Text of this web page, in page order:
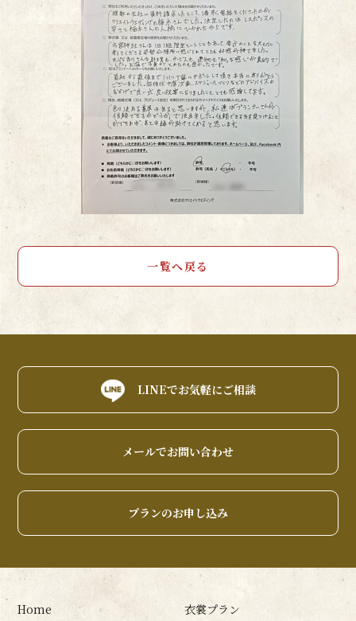
一覧へ戻る
LINEでお気軽にご相談
メールでお問い合わせ
プランのお申し込み
Home 衣裳プラン